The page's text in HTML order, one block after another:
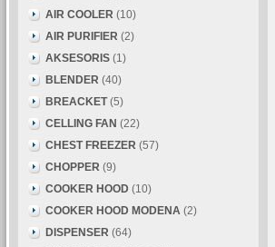
AIR COOLER (10)
AIR PURIFIER (2)
AKSESORIS (1)
BLENDER (40)
BREACKET (5)
CELLING FAN (22)
CHEST FREEZER (57)
CHOPPER (9)
COOKER HOOD (10)
COOKER HOOD MODENA (2)
DISPENSER (64)